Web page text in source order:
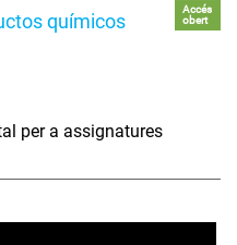
químicos
Accés
obert
per a assignatures